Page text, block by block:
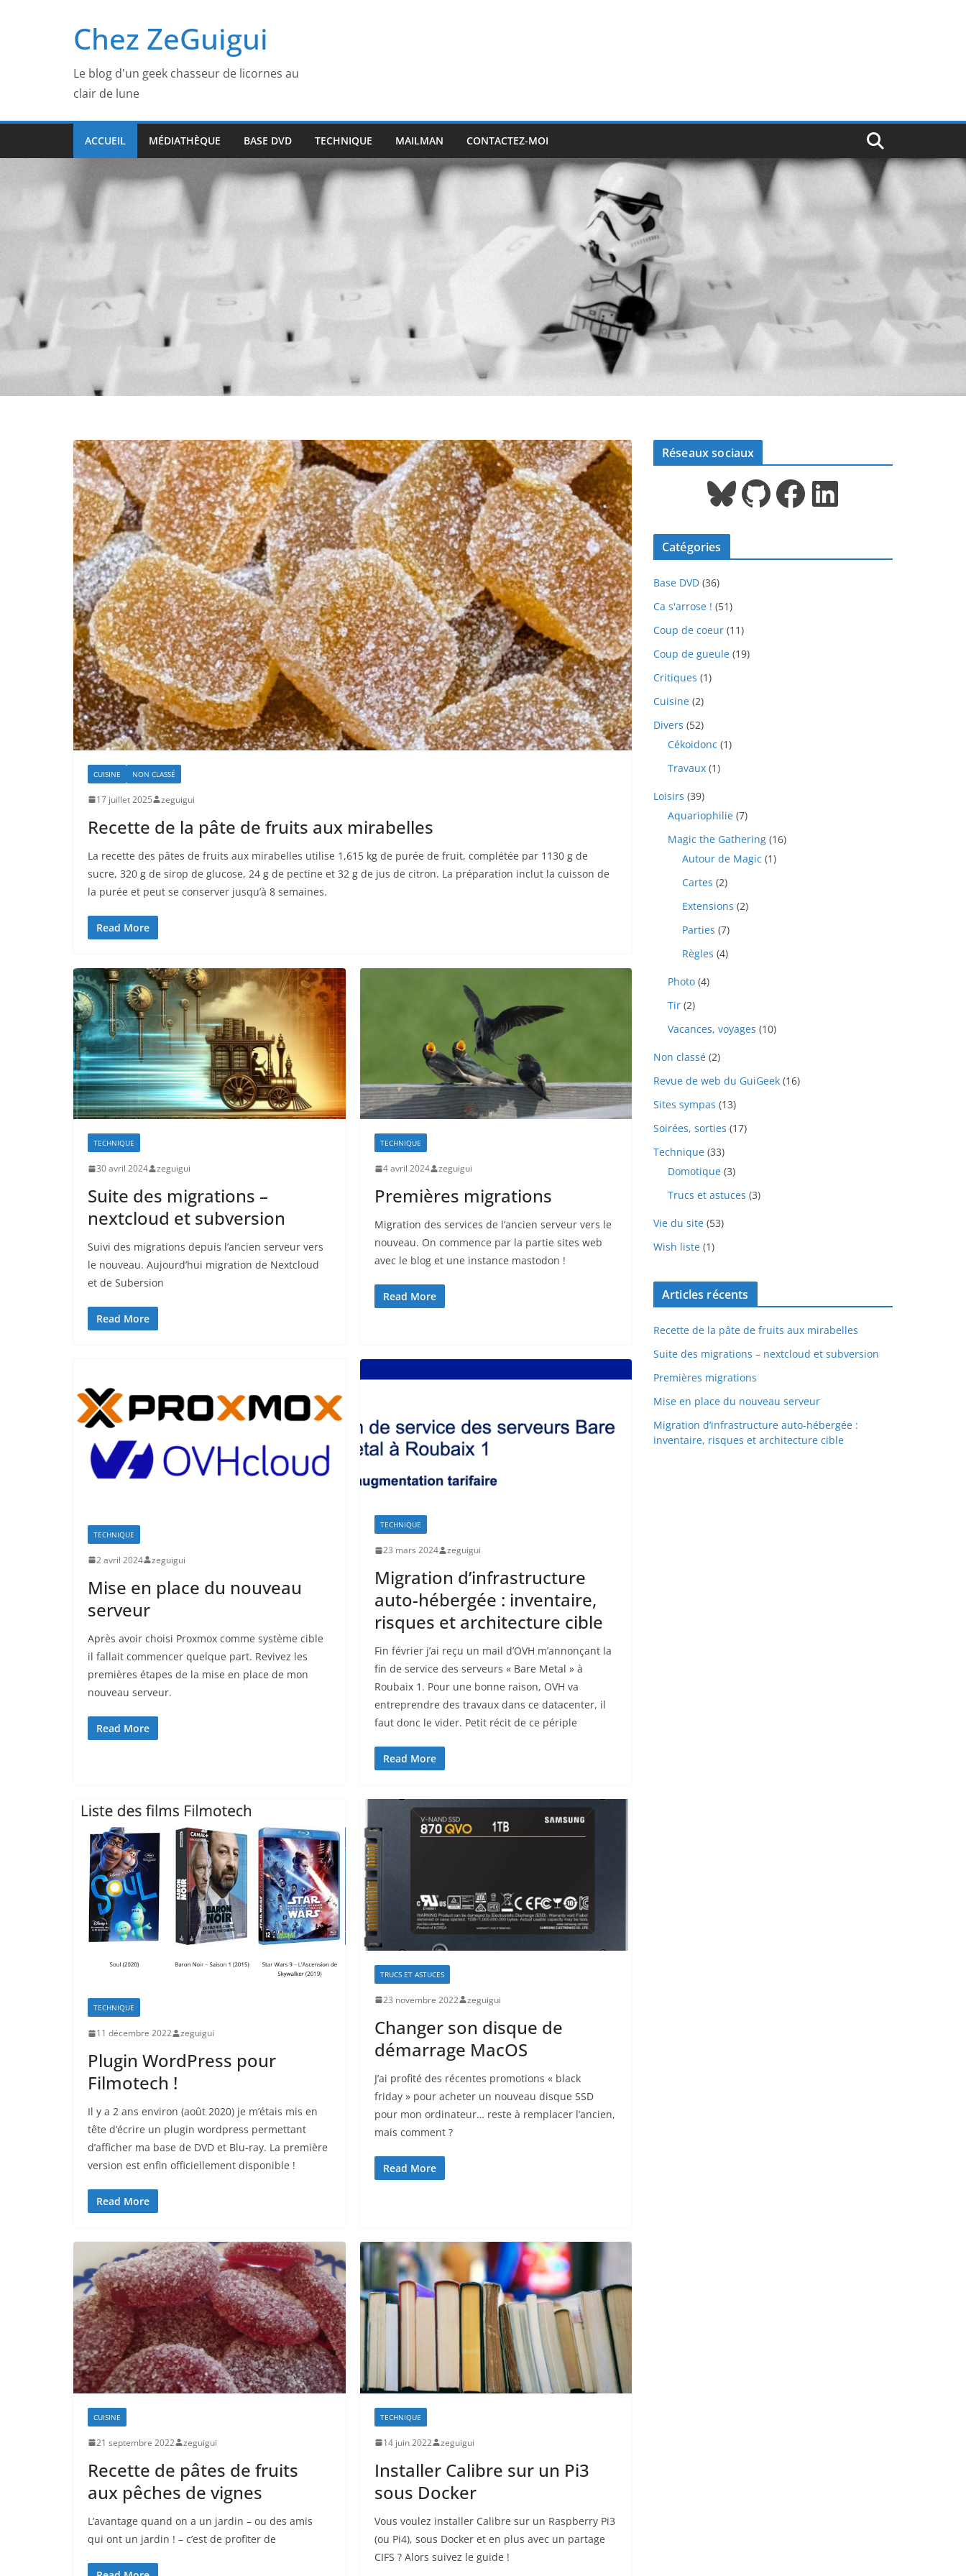
Chez ZeGuigui
Le blog d'un geek chasseur de licornes au
clair de lune
ACCUEIL MÉDIATHÈQUE BASE DVD TECHNIQUE MAILMAN CONTACTEZ-MOI
CUISINE NON CLASSÉ
17 juillet 2025 zeguigui
Recette de la pâte de fruits aux mirabelles
La recette des pâtes de fruits aux mirabelles utilise 1,615 kg de purée de fruit, complétée par 1130 g de
sucre, 320 g de sirop de glucose, 24 g de pectine et 32 g de jus de citron. La préparation inclut la cuisson de
la purée et peut se conserver jusqu’à 8 semaines.
Read More
TECHNIQUE
30 avril 2024 zeguigui
Suite des migrations –
nextcloud et subversion
Suivi des migrations depuis l’ancien serveur vers
le nouveau. Aujourd’hui migration de Nextcloud
et de Subersion
Read More
TECHNIQUE
4 avril 2024 zeguigui
Premières migrations
Migration des services de l’ancien serveur vers le
nouveau. On commence par la partie sites web
avec le blog et une instance mastodon !
Read More
TECHNIQUE
2 avril 2024 zeguigui
Mise en place du nouveau
serveur
Après avoir choisi Proxmox comme système cible
il fallait commencer quelque part. Revivez les
premières étapes de la mise en place de mon
nouveau serveur.
Read More
TECHNIQUE
23 mars 2024 zeguigui
Migration d’infrastructure
auto-hébergée : inventaire,
risques et architecture cible
Fin février j’ai reçu un mail d’OVH m’annonçant la
fin de service des serveurs « Bare Metal » à
Roubaix 1. Pour une bonne raison, OVH va
entreprendre des travaux dans ce datacenter, il
faut donc le vider. Petit récit de ce périple
Read More
TECHNIQUE
11 décembre 2022 zeguigui
Plugin WordPress pour
Filmotech !
Il y a 2 ans environ (août 2020) je m’étais mis en
tête d’écrire un plugin wordpress permettant
d’afficher ma base de DVD et Blu-ray. La première
version est enfin officiellement disponible !
Read More
TRUCS ET ASTUCES
23 novembre 2022 zeguigui
Changer son disque de
démarrage MacOS
J’ai profité des récentes promotions « black
friday » pour acheter un nouveau disque SSD
pour mon ordinateur… reste à remplacer l’ancien,
mais comment ?
Read More
CUISINE
21 septembre 2022 zeguigui
Recette de pâtes de fruits
aux pêches de vignes
L’avantage quand on a un jardin – ou des amis
qui ont un jardin ! – c’est de profiter de
TECHNIQUE
14 juin 2022 zeguigui
Installer Calibre sur un Pi3
sous Docker
Vous voulez installer Calibre sur un Raspberry Pi3
(ou Pi4), sous Docker et en plus avec un partage
CIFS ? Alors suivez le guide !
Réseaux sociaux
Bluesky GitHub Facebook LinkedIn
Catégories
Base DVD (36)
Ca s'arrose ! (51)
Coup de coeur (11)
Coup de gueule (19)
Critiques (1)
Cuisine (2)
Divers (52)
Cékoidonc (1)
Travaux (1)
Loisirs (39)
Aquariophilie (7)
Magic the Gathering (16)
Autour de Magic (1)
Cartes (2)
Extensions (2)
Parties (7)
Règles (4)
Photo (4)
Tir (2)
Vacances, voyages (10)
Non classé (2)
Revue de web du GuiGeek (16)
Sites sympas (13)
Soirées, sorties (17)
Technique (33)
Domotique (3)
Trucs et astuces (3)
Vie du site (53)
Wish liste (1)
Articles récents
Recette de la pâte de fruits aux mirabelles
Suite des migrations – nextcloud et subversion
Premières migrations
Mise en place du nouveau serveur
Migration d’infrastructure auto-hébergée :
inventaire, risques et architecture cible